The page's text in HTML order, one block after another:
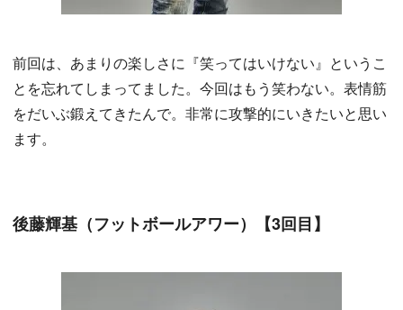
前回は、あまりの楽しさに『笑ってはいけない』というこ
とを忘れてしまってました。今回はもう笑わない。表情筋
をだいぶ鍛えてきたんで。非常に攻撃的にいきたいと思い
ます。
後藤輝基（フットボールアワー）【3回目】